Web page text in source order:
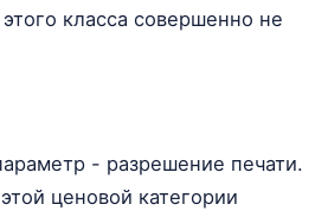
класса совершенно не
- разрешение печати.
ценовой категории